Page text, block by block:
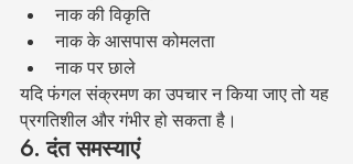
नाक की विकृति
नाक के आसपास कोमलता
नाक पर छाले
यदि फंगल संक्रमण का उपचार न किया जाए तो यह
प्रगतिशील और गंभीर हो सकता है।
6. दंत समस्याएं